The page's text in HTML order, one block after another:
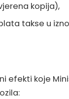
kopija),
takse u
efekti koje